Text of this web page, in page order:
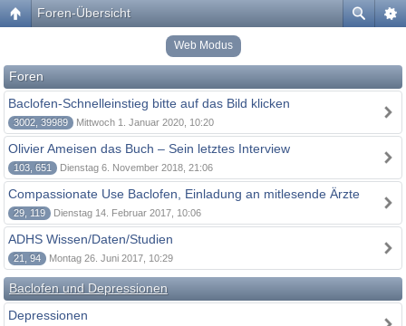
Foren-Übersicht
Web Modus
Foren
Baclofen-Schnelleinstieg bitte auf das Bild klicken
3002, 39989 Mittwoch 1. Januar 2020, 10:20
Olivier Ameisen das Buch – Sein letztes Interview
103, 651 Dienstag 6. November 2018, 21:06
Compassionate Use Baclofen, Einladung an mitlesende Ärzte
29, 119 Dienstag 14. Februar 2017, 10:06
ADHS Wissen/Daten/Studien
21, 94 Montag 26. Juni 2017, 10:29
Baclofen und Depressionen
Depressionen